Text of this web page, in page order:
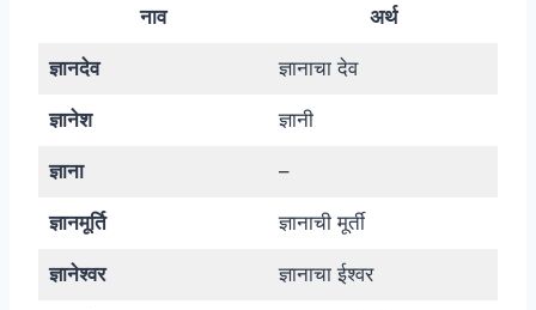
नाव अर्थ
ज्ञानदेव ज्ञानाचा देव
ज्ञानेश ज्ञानी
ज्ञाना –
ज्ञानमूर्ति ज्ञानाची मूर्ती
ज्ञानेश्वर ज्ञानाचा ईश्वर